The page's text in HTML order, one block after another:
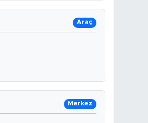
Araç
Merkez